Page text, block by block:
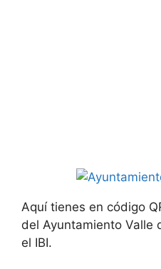
Aquí tienes en código
del Ayuntamiento Valle
el IBI.